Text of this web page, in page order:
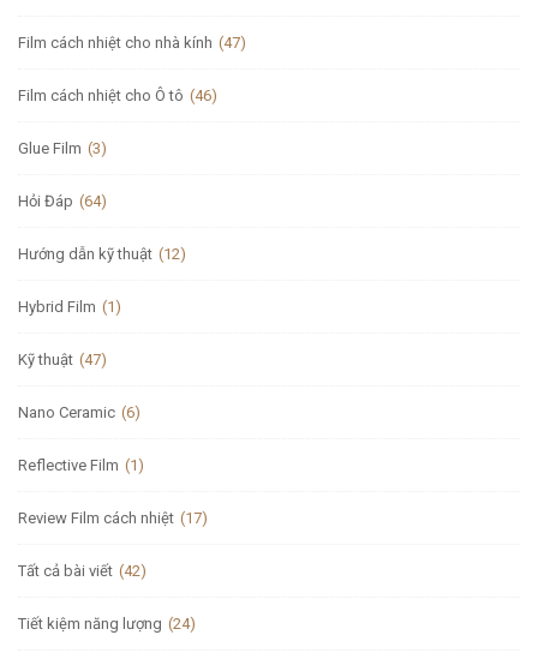
Film cách nhiệt cho nhà kính (47)
Film cách nhiệt cho Ô tô (46)
Glue Film (3)
Hỏi Đáp (64)
Hướng dẫn kỹ thuật (12)
Hybrid Film (1)
Kỹ thuật (47)
Nano Ceramic (6)
Reflective Film (1)
Review Film cách nhiệt (17)
Tất cả bài viết (42)
Tiết kiệm năng lượng (24)